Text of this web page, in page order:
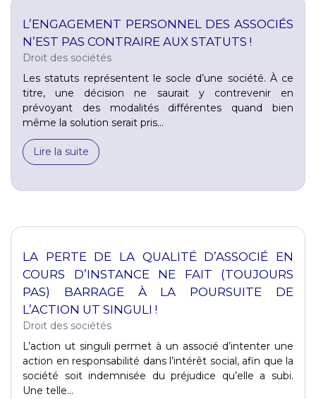
L’ENGAGEMENT PERSONNEL DES ASSOCIÉS
N’EST PAS CONTRAIRE AUX STATUTS !
Droit des sociétés
Les statuts représentent le socle d’une société. À ce
titre, une décision ne saurait y contrevenir en
prévoyant des modalités différentes quand bien
même la solution serait pris...
Lire la suite
LA PERTE DE LA QUALITÉ D’ASSOCIÉ EN
COURS D’INSTANCE NE FAIT (TOUJOURS
PAS) BARRAGE À LA POURSUITE DE
L’ACTION UT SINGULI !
Droit des sociétés
L’action ut singuli permet à un associé d’intenter une
action en responsabilité dans l’intérêt social, afin que la
société soit indemnisée du préjudice qu’elle a subi.
Une telle...